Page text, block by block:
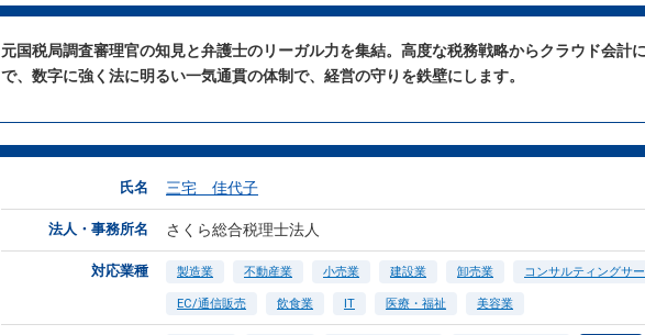
元国税局調査審理官の知見と弁護士のリーガル力を集結。高度な税務戦略からクラウド会計
で、数字に強く法に明るい一気通貫の体制で、経営の守りを鉄壁にします。
氏名 三宅 佳代子
法人・事務所名 さくら総合税理士法人
対応業種 製造業 不動産業 小売業 建設業 卸売業 コンサルティングサ
EC/通信販売 飲食業 IT 医療・福祉 美容業